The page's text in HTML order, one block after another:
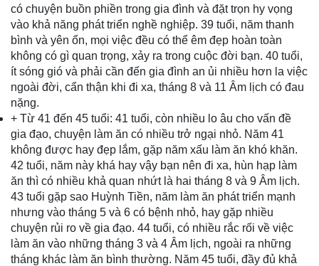
có chuyện buồn phiền trong gia đình và đặt trọn hy vọng
vào khả năng phát triển nghề nghiệp. 39 tuổi, năm thanh
bình và yên ổn, mọi việc đều có thể êm đẹp hoàn toàn
không có gì quan trọng, xảy ra trong cuộc đời bạn. 40 tuổi,
ít sóng gió và phải cần đến gia đình an ủi nhiều hơn la việc
ngoài đời, cẩn thận khi đi xa, tháng 8 và 11 Âm lịch có đau
nặng.
+ Từ 41 đến 45 tuổi: 41 tuổi, còn nhiều lo âu cho vấn đề
gia đạo, chuyện làm ăn có nhiều trở ngại nhỏ. Năm 41
không được hay đẹp lắm, gặp năm xấu làm ăn khó khăn.
42 tuổi, năm này khá hay vậy bạn nên đi xa, hùn hạp làm
ăn thì có nhiều khả quan nhứt là hai tháng 8 và 9 Âm lịch.
43 tuổi gặp sao Huỳnh Tiền, năm làm ăn phát triển mạnh
nhưng vào tháng 5 và 6 có bệnh nhỏ, hay gặp nhiều
chuyện rủi ro về gia đạo. 44 tuổi, có nhiều rắc rối về việc
làm ăn vào những tháng 3 và 4 Âm lịch, ngoài ra những
tháng khác làm ăn bình thường. Năm 45 tuổi, đầy đủ khả